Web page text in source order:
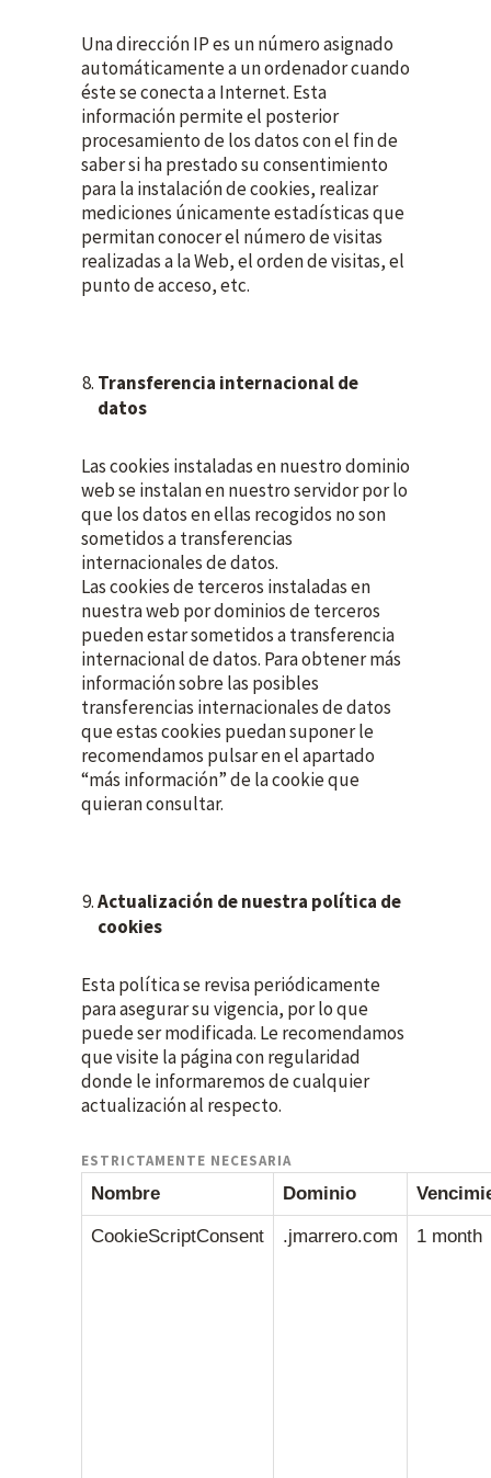
Una dirección IP es un número asignado
automáticamente a un ordenador cuando
éste se conecta a Internet. Esta
información permite el posterior
procesamiento de los datos con el fin de
saber si ha prestado su consentimiento
para la instalación de cookies, realizar
mediciones únicamente estadísticas que
permitan conocer el número de visitas
realizadas a la Web, el orden de visitas, el
punto de acceso, etc.
Transferencia internacional de
datos
Las cookies instaladas en nuestro dominio
web se instalan en nuestro servidor por lo
que los datos en ellas recogidos no son
sometidos a transferencias
internacionales de datos.
Las cookies de terceros instaladas en
nuestra web por dominios de terceros
pueden estar sometidos a transferencia
internacional de datos. Para obtener más
información sobre las posibles
transferencias internacionales de datos
que estas cookies puedan suponer le
recomendamos pulsar en el apartado
“más información” de la cookie que
quieran consultar.
Actualización de nuestra política de
cookies
Esta política se revisa periódicamente
para asegurar su vigencia, por lo que
puede ser modificada. Le recomendamos
que visite la página con regularidad
donde le informaremos de cualquier
actualización al respecto.
ESTRICTAMENTE NECESARIA
Nombre Dominio
CookieScriptConsent .jmarrero.com 1 month